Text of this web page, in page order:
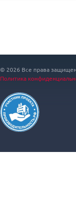
© 2026 Все права
Политика